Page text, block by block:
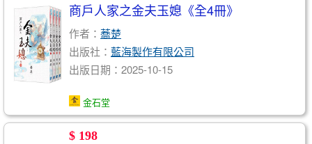
商戶人家之金夫玉媳《全4冊》
作者： 蕎楚
出版社： 藍海製作有限公司
出版日期：2025-10-15
金石堂
$ 198